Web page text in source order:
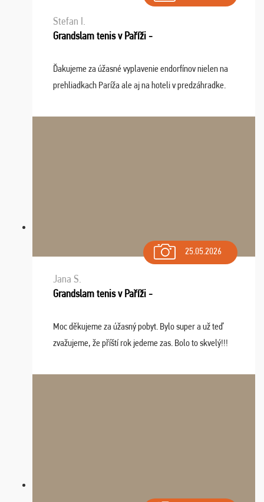
Stefan I.
Grandslam tenis v Paříži -
Ďakujeme za úžasné vyplavenie endorfínov nielen na
prehliadkach Paríža ale aj na hoteli v predzáhradke.
spomínať a zväžujeme repete budúci rok : ...
25.05.2026
Jana S.
Grandslam tenis v Paříži -
Moc děkujeme za úžasný pobyt. Bylo super a už teď
zvažujeme, že příští rok jedeme zas. Bolo to skvelý!!!